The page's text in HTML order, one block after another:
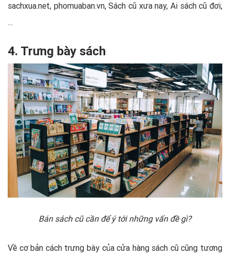
sachxua.net, phomuaban.vn, Sách cũ xưa nay, Ai sách cũ đơi,
…
4. Trưng bày sách
Bán sách cũ cần để ý tới những vấn đề gì?
Về cơ bản cách trưng bày của cửa hàng sách cũ cũng tương